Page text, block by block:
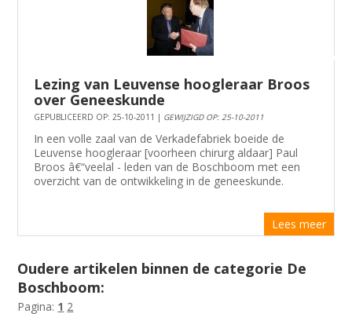
Lezing van Leuvense hoogleraar Broos
over Geneeskunde
GEPUBLICEERD OP: 25-10-2011 | GEWIJZIGD OP: 25-10-2011
In een volle zaal van de Verkadefabriek boeide de
Leuvense hoogleraar [voorheen chirurg aldaar] Paul
Broos â€“veelal - leden van de Boschboom met een
overzicht van de ontwikkeling in de geneeskunde.
Lees meer
Oudere artikelen binnen de categorie De
Boschboom:
Pagina: 1 2